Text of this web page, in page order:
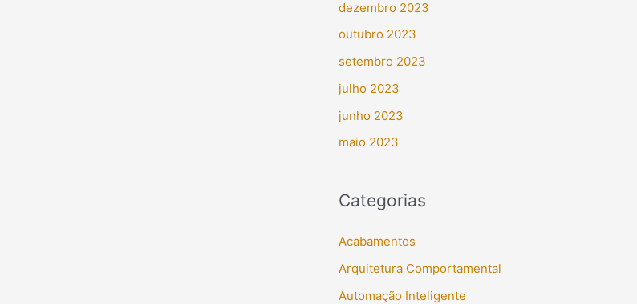
dezembro 2023
outubro 2023
setembro 2023
julho 2023
junho 2023
maio 2023
Categorias
Acabamentos
Arquitetura Comportamental
Automação Inteligente